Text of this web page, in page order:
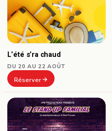
L’été s’ra chaud
DU 20 AU 22 AOÛT
Réserver